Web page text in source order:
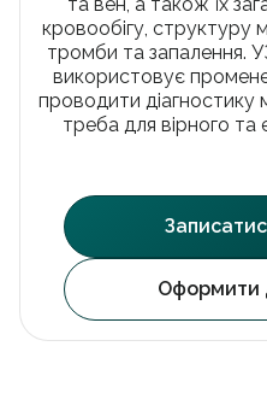
УЗД черевної
Стоматологія
Психотерапія
Гінекологія
Урологія
Проктологія
Кардіологія
Неврологія
Ортопедія і
Гастроентерологія
Акційні пропозиції
Партнерство
Франшиза
Вакансії
Блог
Facebook
Підписати
кровообігу, структуру
тромби та запалення.
використовує
проводити діагностику
треба для вірного та
Оформити